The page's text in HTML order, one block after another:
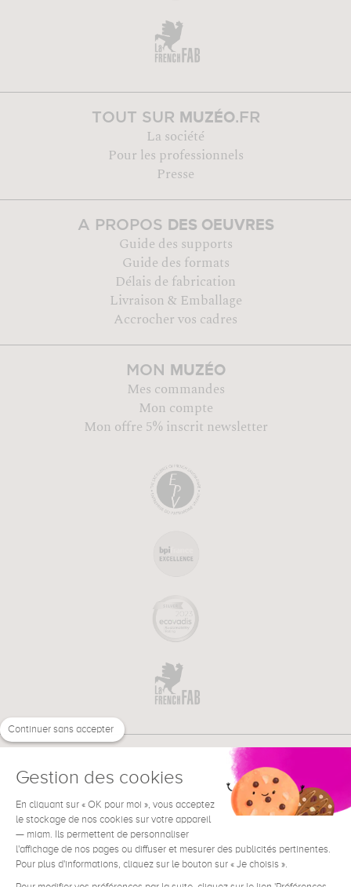
TOUT SUR MUZÉO.FR
La société
Pour les professionnels
Presse
A PROPOS DES OEUVRES
Guide des supports
Guide des formats
Délais de fabrication
Livraison & Emballage
Accrocher vos cadres
MON MUZÉO
Mes commandes
Mon compte
Mon offre 5% inscrit newsletter
BESOIN D'AIDE ? FR
Continuer sans accepter
Gestion des cookies
En cliquant sur « OK pour moi », vous acceptez
le stockage de nos cookies sur votre appareil
— miam. Ils permettent de personnaliser
l'affichage de nos pages ou diffuser et mesurer des publicités pertinentes.
Pour plus d'informations, cliquez sur le bouton sur « Je choisis ».